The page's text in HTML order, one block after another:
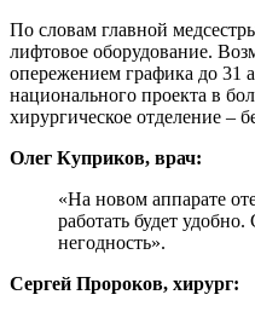
По словам главной
лифтовое оборудование.
опережением графика до 31
национального проекта в
хирургическое отделение –
Олег Куприков, врач:
«На новом аппарате
работать будет
негодность».
Сергей Пророков, хирург: